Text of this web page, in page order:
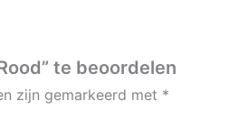
te beoordelen
zijn gemarkeerd met *